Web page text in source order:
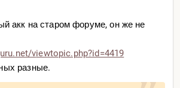
акк на старом форуме, он же не
viewtopic.php?id=4419
разные.